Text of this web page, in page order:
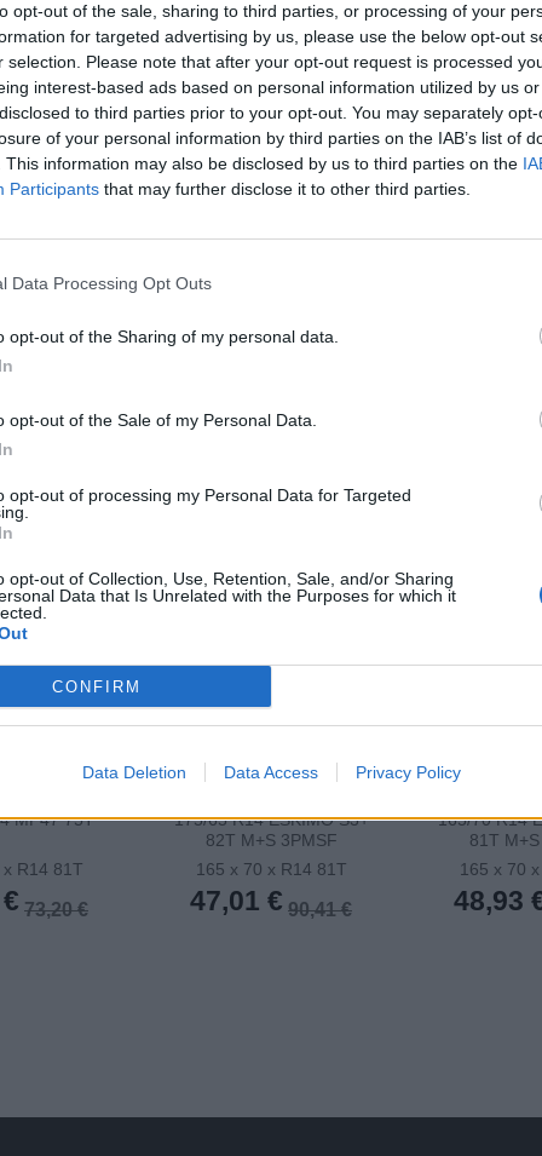
opt-out of the sale, sharing to third parties, or processing of your
for targeted advertising by us, please use the below opt-out
selection. Please note that after your opt-out request is processed
interest-based ads based on personal information utilized by us
to third parties prior to your opt-out. You may separately
of your personal information by third parties on the IAB’s list of
This information may also be disclosed by us to third parties on the
Participants that may further disclose it to other third parties.
Data Processing Opt Outs
opt-out of the Sharing of my personal data.
opt-out of the Sale of my Personal Data.
opt-out of processing my Personal Data for Targeted
opt-out of Collection, Use, Retention, Sale, and/or Sharing
Data that Is Unrelated with the Purposes for which it
CONFIRM
Data Deletion Data Access Privacy Policy
Priľnavosť na mokru:
Profil:
65
Ráfik:
R15
Sezóna:
Spotreba paliva:
S3+
R14 81T
90,41 €
-48%
165/70 R14 ESKIMO S3+
81T M+S 3PMSF
165 x 70 x R14 81T
48,93 € 94,10 €
185/60 R15
165 x 70
51,49